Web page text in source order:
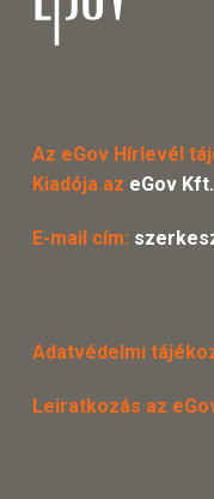
Az eGov Hírlevél
Kiadója az eGov Kft.
E-mail cím:
Adatvédelmi
Leiratkozás az